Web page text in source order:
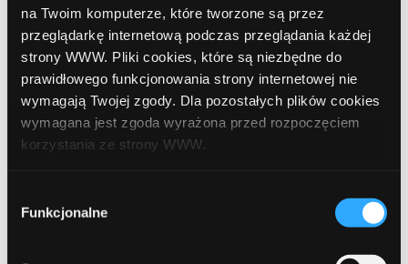
na Twoim komputerze, które tworzone są przez
przeglądarkę internetową podczas przeglądania każdej
strony WWW. Pliki cookies, które są niezbędne do
prawidłowego funkcjonowania strony internetowej nie
wymagają Twojej zgody. Dla pozostałych plików cookies
wymagana jest zgoda wyrażona przed rozpoczęciem
korzystania ze strony WWW.
formy korzystania z plików cookies. Więcej:
Polityka
zgody
Funkcjonalne
luty 2023
styczeń 2023
grudzień 2022
listopad 2022